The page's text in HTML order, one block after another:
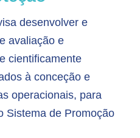
desenvolver e
avaliação e
cientificamente
à conceção e
operacionais, para
Sistema de Promoção